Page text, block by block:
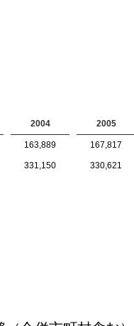
2004 2005
163,889 167,817
331,150 330,621